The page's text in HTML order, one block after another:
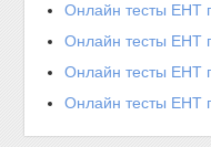
Онлайн тесты ЕНТ
Онлайн тесты ЕНТ
Онлайн тесты ЕНТ
Онлайн тесты ЕНТ